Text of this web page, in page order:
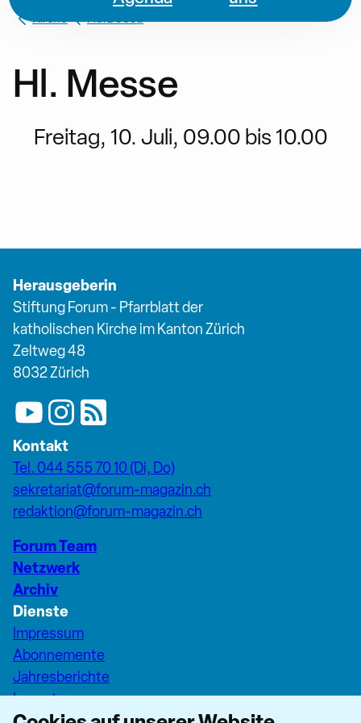
Kirche Herz Jesu
Hl. Messe
Freitag, 10. Juli, 09.00 bis 10.00
Herausgeberin
Stiftung Forum - Pfarrblatt der
katholischen Kirche im Kanton Zürich
Zeltweg 48
8032 Zürich
Kontakt
Tel. 044 555 70 10 (Di, Do)
sekretariat@forum-magazin.ch
redaktion@forum-magazin.ch
Forum Team
Netzwerk
Archiv
Dienste
Impressum
Abonnemente
Jahresberichte
Inserate